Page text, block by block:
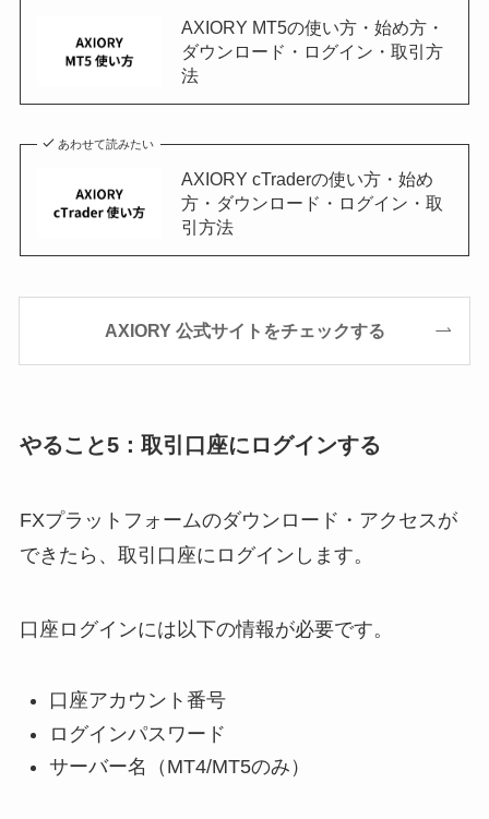
AXIORY MT5の使い方・始め方・
ダウンロード・ログイン・取引方
法
あわせて読みたい
AXIORY cTraderの使い方・始め
方・ダウンロード・ログイン・取
引方法
AXIORY 公式サイトをチェックする
やること5：取引口座にログインする
FXプラットフォームのダウンロード・アクセスが
できたら、取引口座にログインします。
口座ログインには以下の情報が必要です。
口座アカウント番号
ログインパスワード
サーバー名（MT4/MT5のみ）